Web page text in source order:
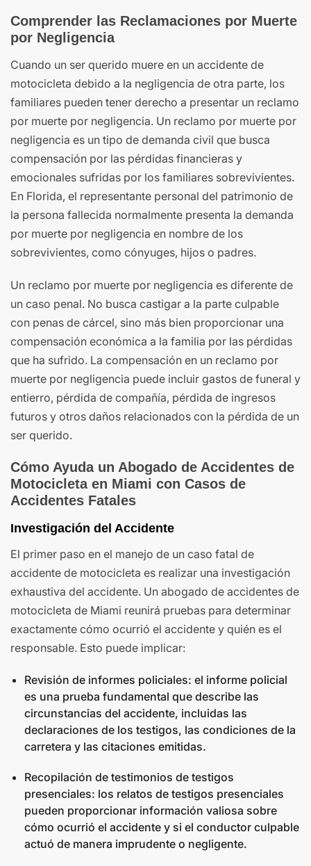
Comprender las Reclamaciones por Muerte
por Negligencia
Cuando un ser querido muere en un accidente de
motocicleta debido a la negligencia de otra parte, los
familiares pueden tener derecho a presentar un reclamo
por muerte por negligencia. Un reclamo por muerte por
negligencia es un tipo de demanda civil que busca
compensación por las pérdidas financieras y
emocionales sufridas por los familiares sobrevivientes.
En Florida, el representante personal del patrimonio de
la persona fallecida normalmente presenta la demanda
por muerte por negligencia en nombre de los
sobrevivientes, como cónyuges, hijos o padres.
Un reclamo por muerte por negligencia es diferente de
un caso penal. No busca castigar a la parte culpable
con penas de cárcel, sino más bien proporcionar una
compensación económica a la familia por las pérdidas
que ha sufrido. La compensación en un reclamo por
muerte por negligencia puede incluir gastos de funeral y
entierro, pérdida de compañía, pérdida de ingresos
futuros y otros daños relacionados con la pérdida de un
ser querido.
Cómo Ayuda un Abogado de Accidentes de
Motocicleta en Miami con Casos de
Accidentes Fatales
Investigación del Accidente
El primer paso en el manejo de un caso fatal de
accidente de motocicleta es realizar una investigación
exhaustiva del accidente. Un abogado de accidentes de
motocicleta de Miami reunirá pruebas para determinar
exactamente cómo ocurrió el accidente y quién es el
responsable. Esto puede implicar:
Revisión de informes policiales: el informe policial
es una prueba fundamental que describe las
circunstancias del accidente, incluidas las
declaraciones de los testigos, las condiciones de la
carretera y las citaciones emitidas.
Recopilación de testimonios de testigos
presenciales: los relatos de testigos presenciales
pueden proporcionar información valiosa sobre
cómo ocurrió el accidente y si el conductor culpable
actuó de manera imprudente o negligente.